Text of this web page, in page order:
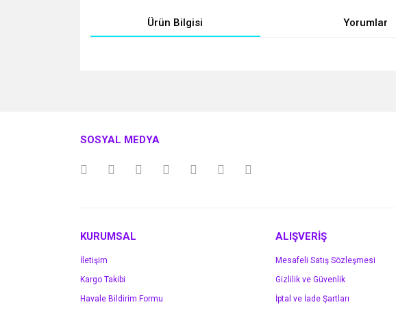
Ürün Bilgisi Yorumlar
Ürün açıklamasında eksik bilgiler bulunuyor.
SOSYAL MEDYA
KURUMSAL
İletişim
Kargo Takibi
Havale Bildirim Formu
ALIŞVERİŞ
Mesafeli Satış Sözleşmesi
Gizlilik ve Güvenlik
İptal ve İade Şartları